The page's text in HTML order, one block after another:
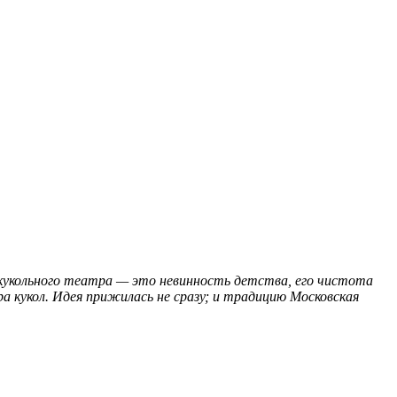
театра — это невинность детства, его чистота
Идея прижилась не сразу; и традицию Московская